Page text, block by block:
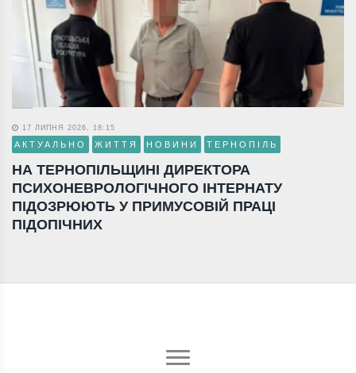
17 ЛИПНЯ 2026, 18:15
АКТУАЛЬНО ЖИТТЯ НОВИНИ ТЕРНОПІЛЬ
НА ТЕРНОПІЛЬЩИНІ ДИРЕКТОРА
ПСИХОНЕВРОЛОГІЧНОГО ІНТЕРНАТУ
ПІДОЗРЮЮТЬ У ПРИМУСОВІЙ ПРАЦІ
ПІДОПІЧНИХ